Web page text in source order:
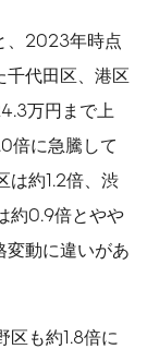
、2023年時点
代田区、港区
万円まで上
倍に急騰して
は約1.2倍、渋
約0.9倍とやや
変動に違いがあ
区も約1.8倍に